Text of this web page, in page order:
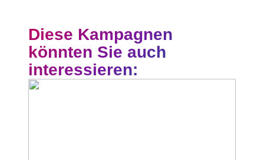
Diese Kampagnen
könnten Sie auch
interessieren: